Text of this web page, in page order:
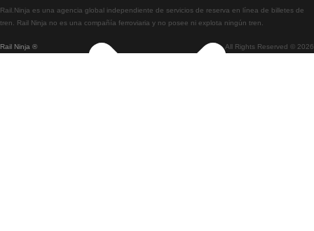
Tren De Lisboa A Braga
Tren De Braga A Lisboa
Rail Ninja ® All Rights Reserved © 2026
Rail.Ninja es una agencia global independiente de servicios de reserva en línea de billetes de
tren. Rail Ninja no es una compañía ferroviaria y no posee ni explota ningún tren.